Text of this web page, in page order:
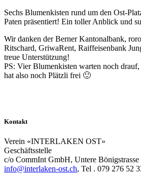
Sechs Blumenkisten rund um den Ost-
Paten präsentiert! Ein toller Anblick und
Wir danken der Berner Kantonalbank,
Ritschard, GriwaRent, Raiffeisenbank
treue Unterstützung!
PS: Vier Blumenkisten warten noch
hat also noch Plätzli frei 🙂
Kontakt
Verein «INTERLAKEN OST»
Geschäftsstelle
c/o CommInt GmbH, Untere
info@interlaken-ost.ch, Tel . 079 276 52